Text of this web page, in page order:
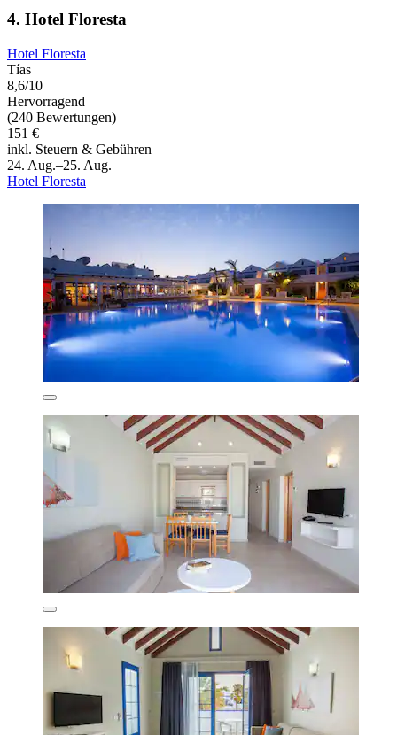
4. Hotel Floresta
Hotel Floresta
Tías
8,6/10
Hervorragend
(240 Bewertungen)
151 €
inkl. Steuern & Gebühren
24. Aug.–25. Aug.
Hotel Floresta